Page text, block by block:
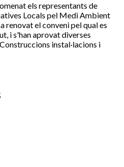
els representants de
Locals pel Medi Ambient
renovat el conveni pel qual es
i s'han aprovat diverses
instal·lacions i